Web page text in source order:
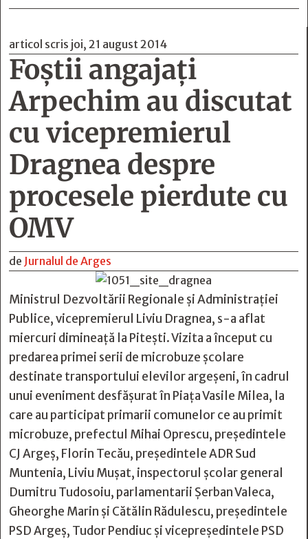
articol scris joi, 21 august 2014
Foştii angajaţi
Arpechim au discutat
cu vicepremierul
Dragnea despre
procesele pierdute cu
OMV
de Jurnalul de Arges
Ministrul Dezvoltării Regionale şi Administraţiei
Publice, vicepremierul Liviu Dragnea, s-a aflat
miercuri dimineaţă la Piteşti. Vizita a început cu
predarea primei serii de microbuze şcolare
destinate transportului elevilor argeşeni, în cadrul
unui eveniment desfăşurat în Piaţa Vasile Milea, la
care au participat primarii comunelor ce au primit
microbuze, prefectul Mihai Oprescu, preşedintele
CJ Argeş, Florin Tecău, preşedintele ADR Sud
Muntenia, Liviu Muşat, inspectorul şcolar general
Dumitru Tudosoiu, parlamentarii Şerban Valeca,
Gheorghe Marin şi Cătălin Rădulescu, preşedintele
PSD Argeş, Tudor Pendiuc şi vicepreşedintele PSD